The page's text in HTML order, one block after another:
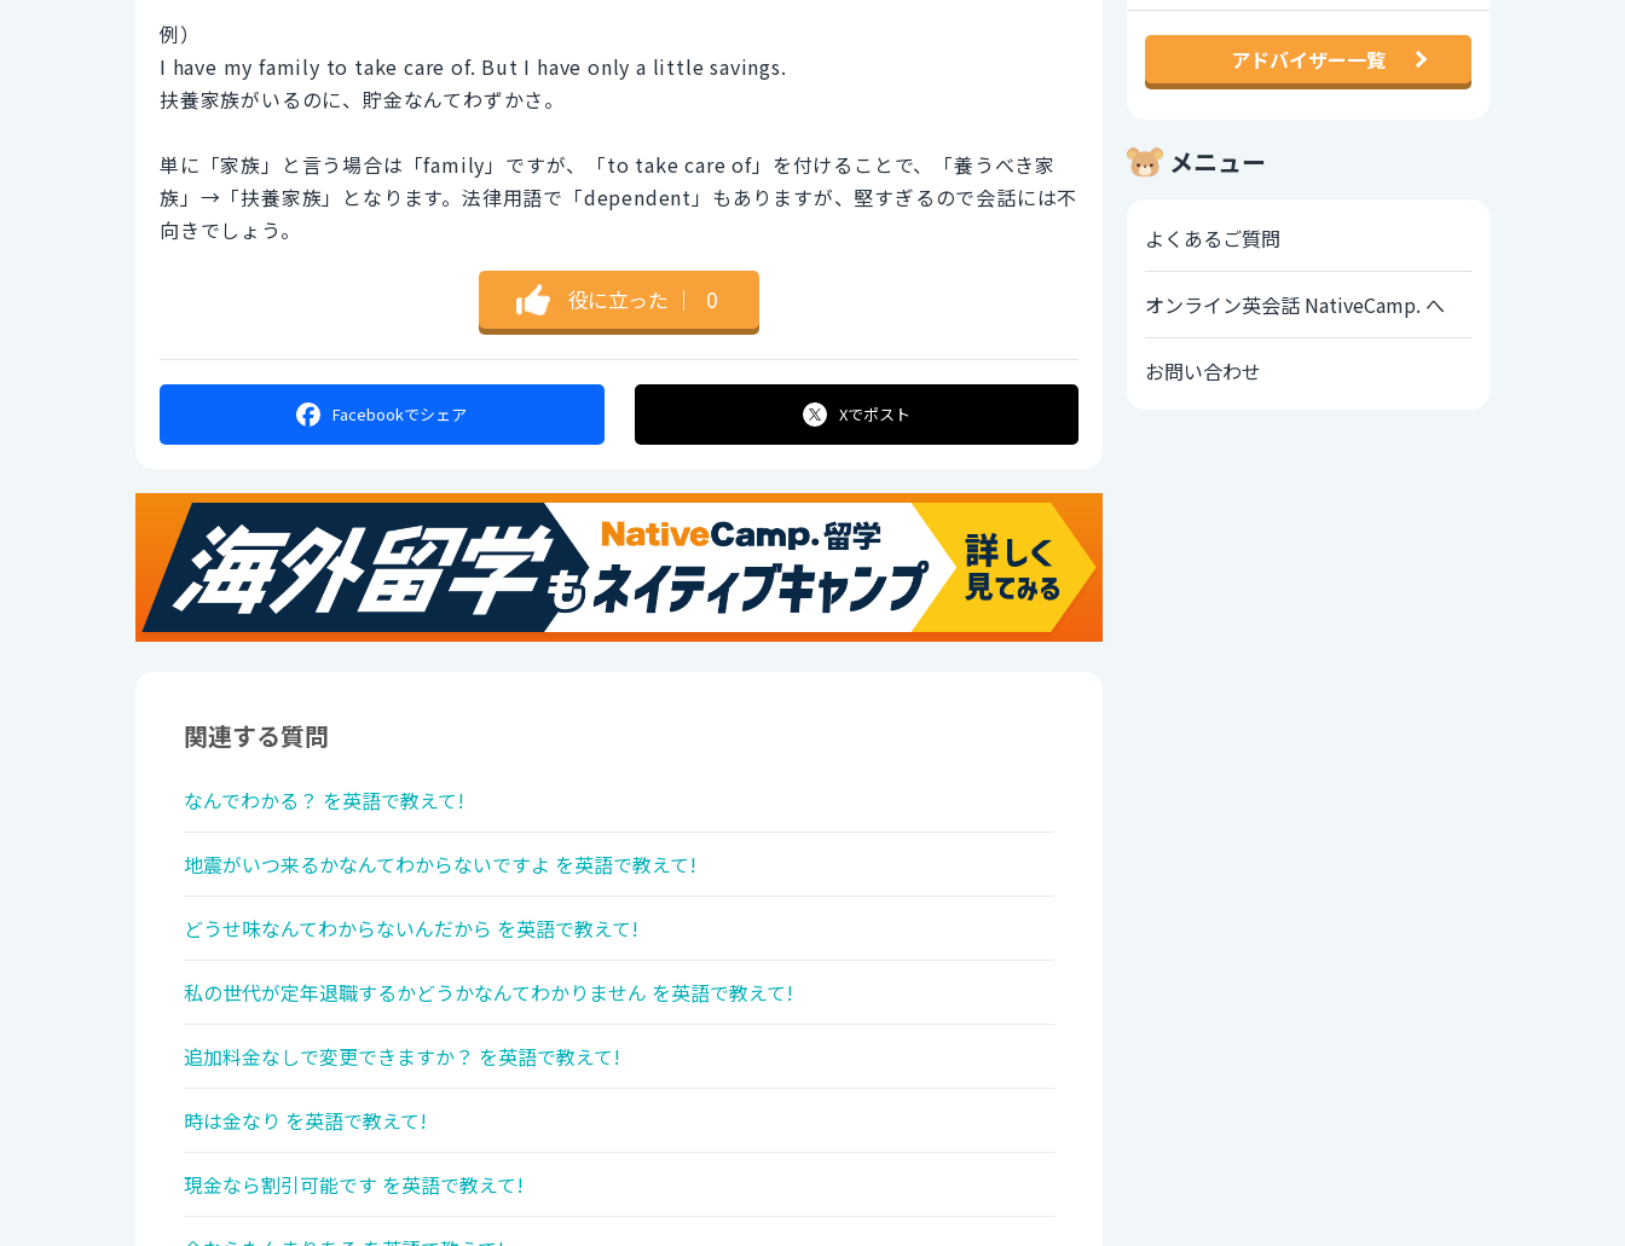
例）
I have my family to take care of. But I have only a little savings.
扶養家族がいるのに、貯金なんてわずかさ。
単に「家族」と言う場合は「family」ですが、「to take care of」を付けることで、「養うべき家
族」→「扶養家族」となります。法律用語で「dependent」もありますが、堅すぎるので会話には不
向きでしょう。
役に立った ｜ 0
Facebookでシェア Xでポスト
関連する質問
なんでわかる？ を英語で教えて!
地震がいつ来るかなんてわからないですよ を英語で教えて!
どうせ味なんてわからないんだから を英語で教えて!
私の世代が定年退職するかどうかなんてわかりません を英語で教えて!
追加料金なしで変更できますか？ を英語で教えて!
時は金なり を英語で教えて!
現金なら割引可能です を英語で教えて!
アドバイザー一覧
メニュー
よくあるご質問
オンライン英会話 NativeCamp. へ
お問い合わせ